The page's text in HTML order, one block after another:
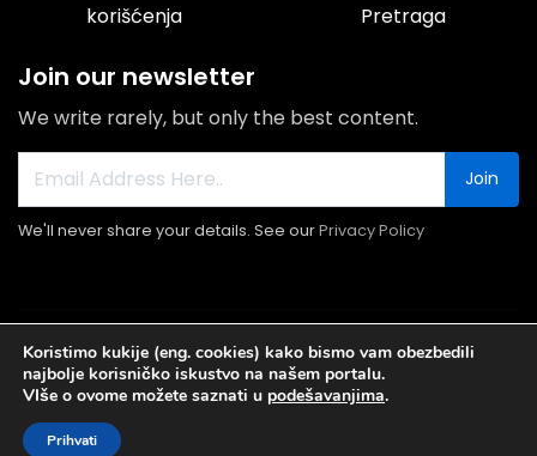
korišćenja
Pretraga
Join our newsletter
We write rarely, but only the best content.
Join
We'll never share your details. See ourPrivacy Policy
© 2026 Portal Ledine.rs All rights reserved.
Koristimo kukije (eng. cookies) kako bismo vam obezbedili
najbolje korisničko iskustvo na našem portalu.
VIše o ovome možete saznati u podešavanjima.
Prihvati